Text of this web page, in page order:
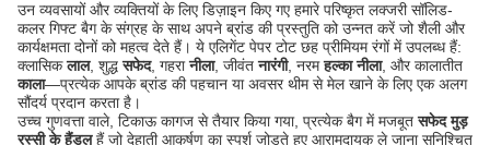
उन व्यवसायों और व्यक्तियों के लिए डिज़ाइन किए गए हमारे परिष्कृत लक्जरी सॉलिड-
कलर गिफ्ट बैग के संग्रह के साथ अपने ब्रांड की प्रस्तुति को उन्नत करें जो शैली और
कार्यक्षमता दोनों को महत्व देते हैं। ये एलिगेंट पेपर टोट छह प्रीमियम रंगों में उपलब्ध हैं:
क्लासिकलाल, शुद्धसफेद, गहरानीला, जीवंतनारंगी, नरमहल्का नीला, और कालातीत
काला—प्रत्येक आपके ब्रांड की पहचान या अवसर थीम से मेल खाने के लिए एक अलग
सौंदर्य प्रदान करता है।
उच्च गुणवत्ता वाले, टिकाऊ कागज से तैयार किया गया, प्रत्येक बैग में मजबूतसफेद मुड़
रस्सी के हैंडल​ हैं जो देहाती आकर्षण का स्पर्श जोड़ते हुए आरामदायक ले जाना सुनिश्चित